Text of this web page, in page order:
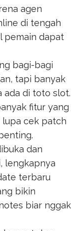
agen
di tengah
pemain dapat
bagi-bagi
tapi banyak
ada di toto slot.
fitur yang
lupa cek patch
dan
lengkapnya
terbaru
bikin
biar nggak